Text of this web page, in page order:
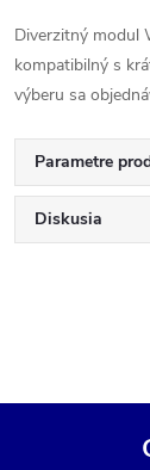
Diverzitný modul
kompatibilný s
výberu sa
Parametre
Diskusia